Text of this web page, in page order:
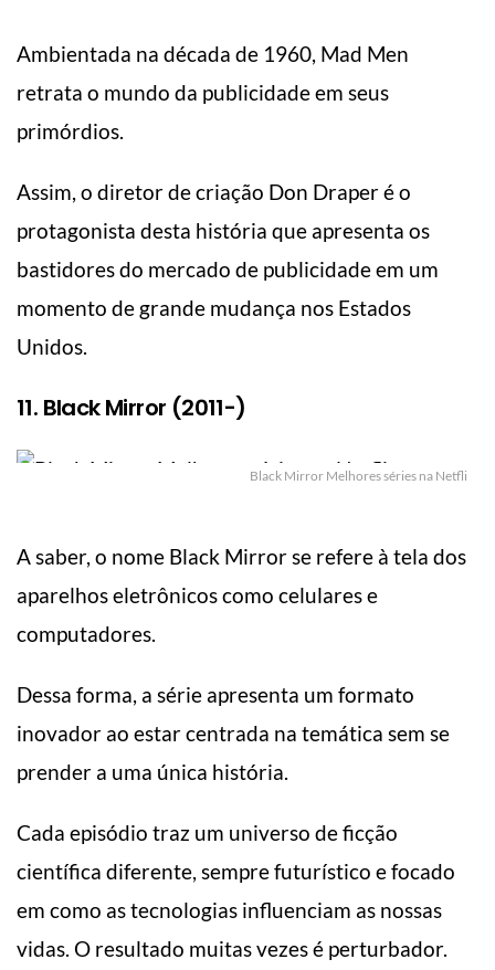
Ambientada na década de 1960, Mad Men
retrata o mundo da publicidade em seus
primórdios.
Assim, o diretor de criação Don Draper é o
protagonista desta história que apresenta os
bastidores do mercado de publicidade em um
momento de grande mudança nos Estados
Unidos.
11. Black Mirror (2011-)
Black Mirror Melhores séries na Netfli
A saber, o nome Black Mirror se refere à tela dos
aparelhos eletrônicos como celulares e
computadores.
Dessa forma, a série apresenta um formato
inovador ao estar centrada na temática sem se
prender a uma única história.
Cada episódio traz um universo de ficção
científica diferente, sempre futurístico e focado
em como as tecnologias influenciam as nossas
vidas. O resultado muitas vezes é perturbador.